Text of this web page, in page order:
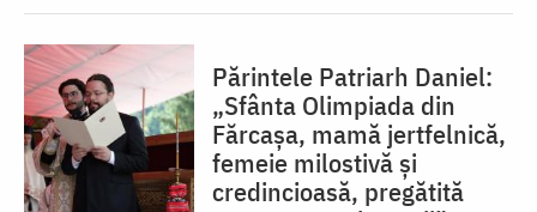
Părintele Patriarh Daniel:
„Sfânta Olimpiada din
Fărcașa, mamă jertfelnică,
femeie milostivă și
credincioasă, pregătită